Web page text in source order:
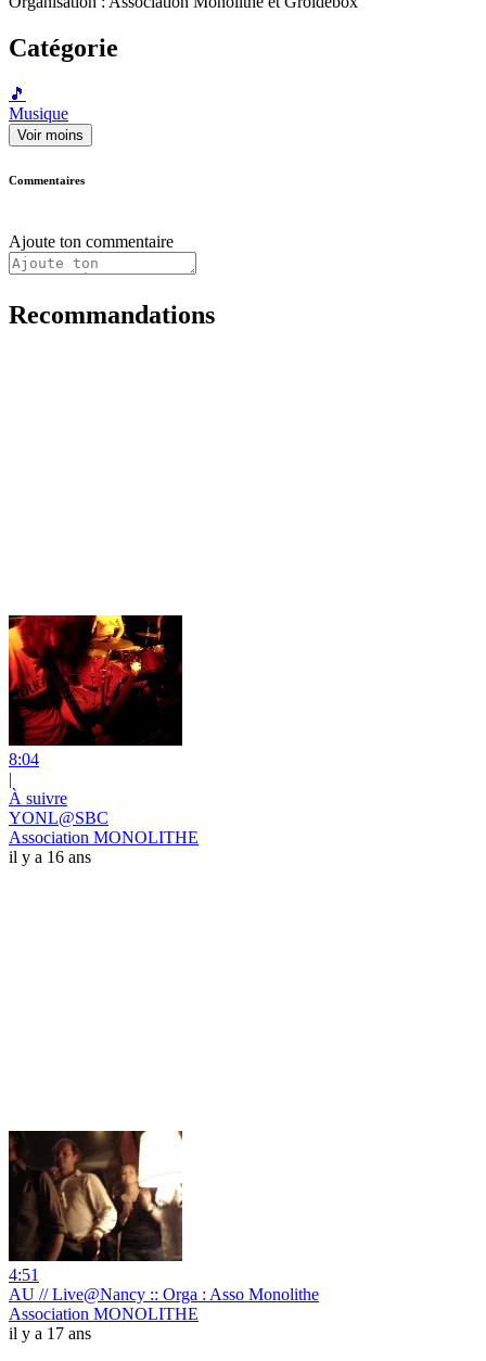
Catégorie
🎵
Musique
Voir moins
Commentaires
Ajoute ton commentaire
Recommandations
8:04
|
À suivre
YONL@SBC
Association MONOLITHE
il y a 16 ans
4:51
AU // Live@Nancy :: Orga : Asso Monolithe
Association MONOLITHE
il y a 17 ans